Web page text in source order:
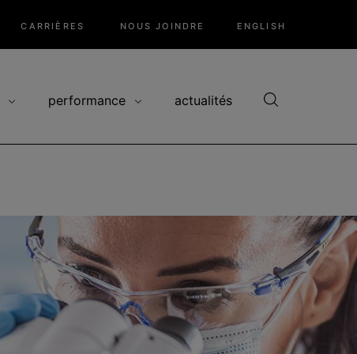
CARRIÈRES NOUS JOINDRE ENGLISH
performance actualités